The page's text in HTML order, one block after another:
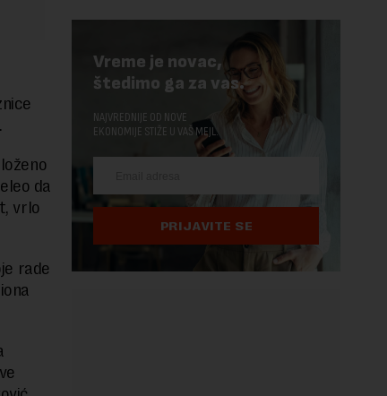
da
vrlo
rade
Vreme je novac,
štedimo ga za vas.
NAJVREDNIJE OD NOVE
EKONOMIJE STIŽE U VAŠ MEJL.
PRIJAVITE SE